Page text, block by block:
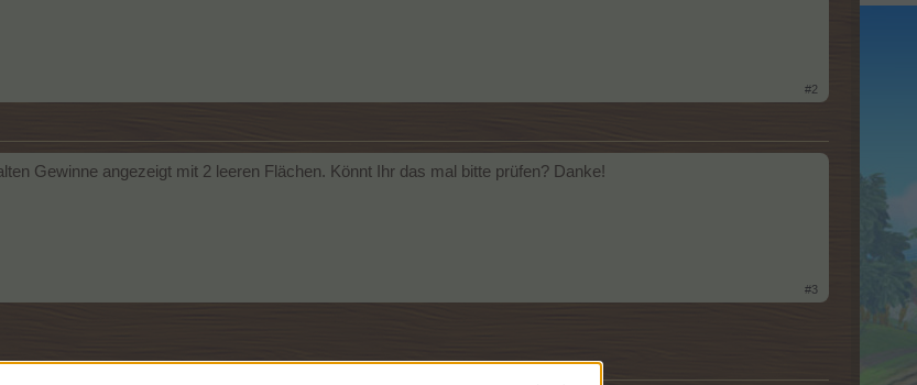
#2
Gewinne angezeigt mit 2 leeren Flächen. Könnt Ihr das mal bitte prüfen? Danke!
#3